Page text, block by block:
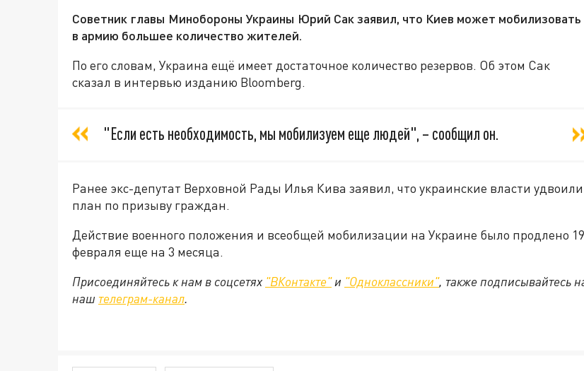
Советник главы Минобороны Украины Юрий Сак заявил, что Киев может мобилизовать
в армию большее количество жителей.
По его словам, Украина ещё имеет достаточное количество резервов. Об этом Сак
сказал в интервью изданию Bloomberg.
"Если есть необходимость, мы мобилизуем еще людей", – сообщил он.
Ранее экс-депутат Верховной Рады Илья Кива заявил, что украинские власти удвоили
план по призыву граждан.
Действие военного положения и всеобщей мобилизации на Украине было продлено 19
февраля еще на 3 месяца.
Присоединяйтесь к нам в соцсетях "ВКонтакте"и "Одноклассники", также подписывайтесь
наш телеграм-канал.